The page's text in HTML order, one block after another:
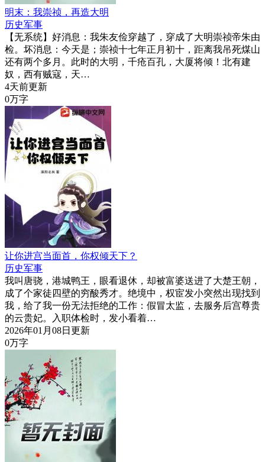
明末：我崇祯，再造大明
历史军事
【无系统】好消息：我朱友俭穿越了，穿成了大明崇祯帝朱由
检。坏消息：今天是；崇祯十七年正月初十，距离我吊死煤山
还有两个多月。此时的大明，千疮百孔，大厦将倾！北有建
奴，西有贼寇，天…
4天前更新
0万字
让你进宫当面首，你权倾天下？
历史军事
我叫唐骁，港城鸭王，眼看退休，却被富婆送进了大楚王朝，
成了个家徒四壁的穷酸秀才。绝境中，权宦发小突然出现找到
我，给了我一份无法拒绝的工作：假冒太监，去服务后宫尊贵
的云贵妃。入职体检时，发小看着…
2026年01月08日更新
0万字